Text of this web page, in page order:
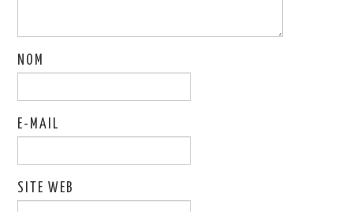
NOM
E-MAIL
SITE WEB